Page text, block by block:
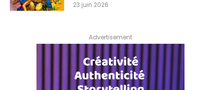
23 juin 2026
Advertisement